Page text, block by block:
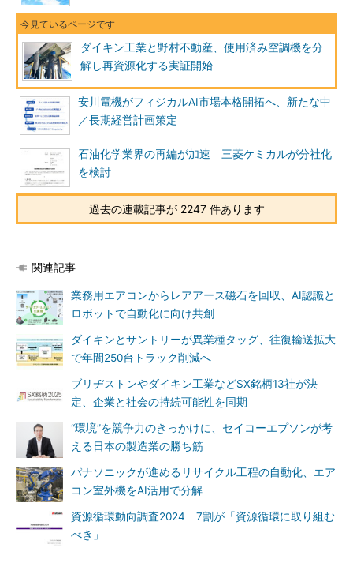
ダイキン工業と野村不動産、使用済み空調機を分
解し再資源化する実証開始
安川電機がフィジカルAI市場本格開拓へ、新たな中
／長期経営計画策定
石油化学業界の再編が加速 三菱ケミカルが分社化
を検討
過去の連載記事が 2247 件あります
関連記事
業務用エアコンからレアアース磁石を回収、AI認識と
ロボットで自動化に向け共創
ダイキンとサントリーが異業種タッグ、往復輸送拡大
で年間250台トラック削減へ
ブリヂストンやダイキン工業などSX銘柄13社が決
定、企業と社会の持続可能性を同期
“環境”を競争力のきっかけに、セイコーエプソンが考
える日本の製造業の勝ち筋
パナソニックが進めるリサイクル工程の自動化、エア
コン室外機をAI活用で分解
資源循環動向調査2024 7割が「資源循環に取り組む
べき」